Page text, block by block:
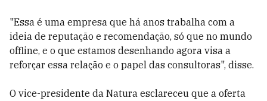
"Essa é uma empresa que há anos trabalha com a
ideia de reputação e recomendação, só que no mundo
offline, e o que estamos desenhando agora visa a
reforçar essa relação e o papel das consultoras", disse.
O vice-presidente da Natura esclareceu que a oferta